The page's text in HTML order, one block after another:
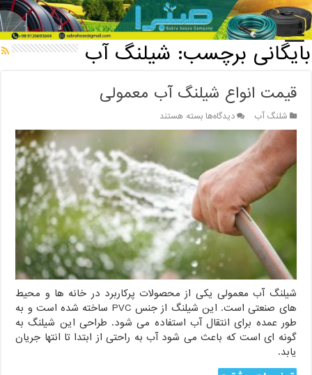
خانه / بایگانی برچسب: شیلنگ آب
بایگانی برچسب: شیلنگ آب
قیمت انواع شیلنگ آب معمولی
شلنگ آب دیدگاه‌هابرای
قیمت
شیلنگ
آب
معمولی
بسته هستند
شیلنگ آب معمولی یکی از محصولات پرکاربرد در خانه ها و محیط
های صنعتی است. این شیلنگ از جنس PVC ساخته شده است و به
طور عمده برای انتقال آب استفاده می شود. طراحی این شیلنگ به
گونه ای است که باعث می شود آب به راحتی از ابتدا تا انتها جریان
یابد.